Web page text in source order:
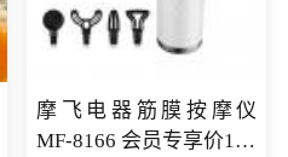
摩飞电器筋膜按摩仪
MF-8166 会员专享价168